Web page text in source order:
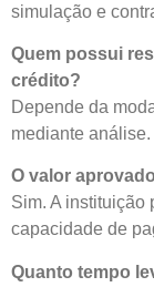
simulação e
Quem possui
crédito?
Depende da
mediante análise.
O valor
Sim. A instituição
capacidade de
Quanto tempo